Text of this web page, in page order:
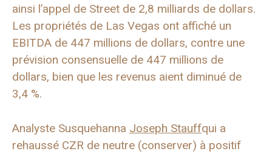
ainsi l’appel de Street de 2,8 milliards de dollars.
Les propriétés de Las Vegas ont affiché un
EBITDA de 447 millions de dollars, contre une
prévision consensuelle de 447 millions de
dollars, bien que les revenus aient diminué de
3,4 %.
Analyste Susquehanna Joseph Stauffqui a
rehaussé CZR de neutre (conserver) à positif